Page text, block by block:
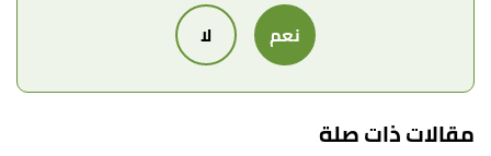
نعم لا
مقالات ذات صلة